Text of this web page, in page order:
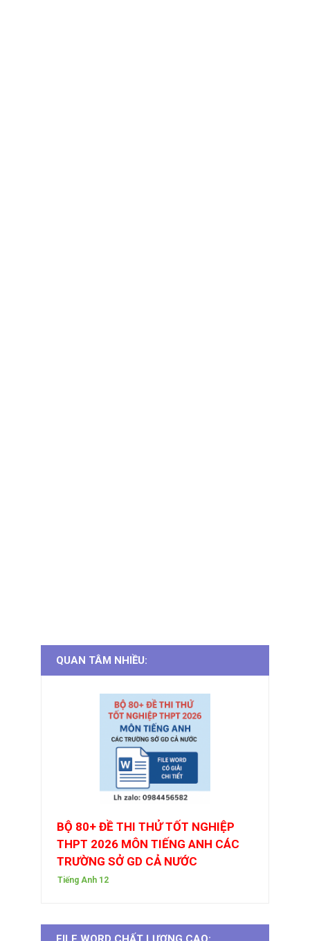
QUAN TÂM NHIỀU:
BỘ 80+ ĐỀ THI THỬ TỐT NGHIỆP
THPT 2026 MÔN TIẾNG ANH CÁC
TRƯỜNG SỞ GD CẢ NƯỚC
Tiếng Anh 12